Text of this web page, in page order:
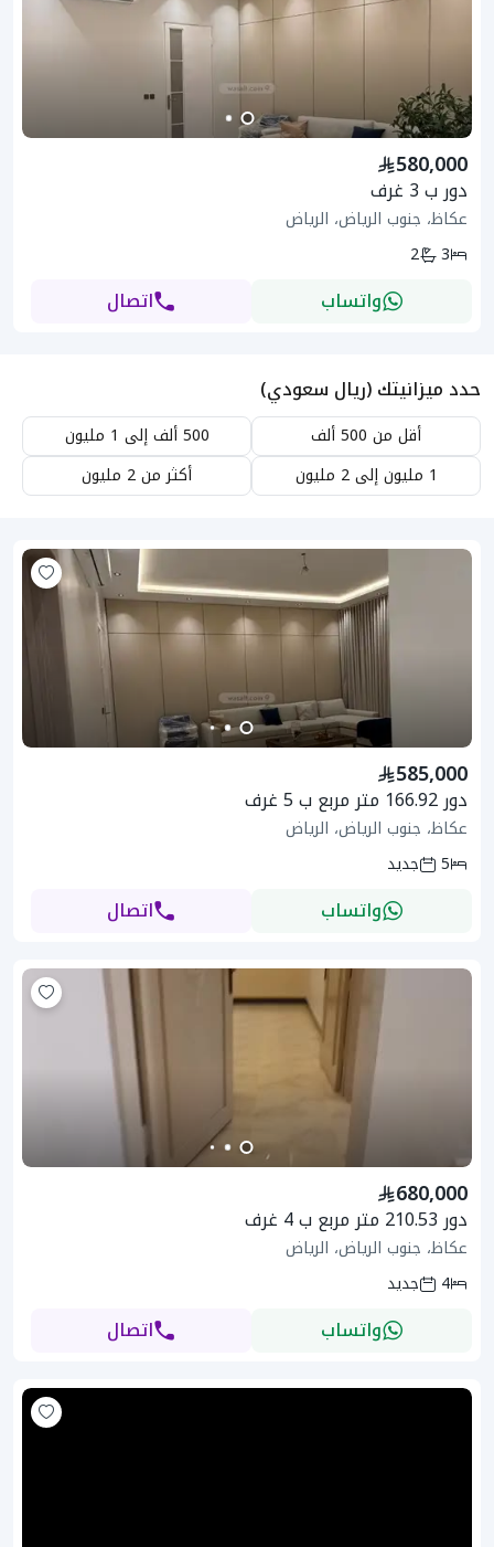
580,000
دور ب 3 غرف
عكاظ، جنوب الرياض، الرياض
3
2
واتساب اتصال
حدد ميزانيتك (ريال سعودي)
أقل من 500 ألف
500 ألف إلى 1 مليون
1 مليون إلى 2 مليون
أكثر من 2 مليون
585,000
دور 166.92 متر مربع ب 5 غرف
عكاظ، جنوب الرياض، الرياض
5
جديد
واتساب اتصال
680,000
دور 210.53 متر مربع ب 4 غرف
عكاظ، جنوب الرياض، الرياض
4
جديد
واتساب اتصال